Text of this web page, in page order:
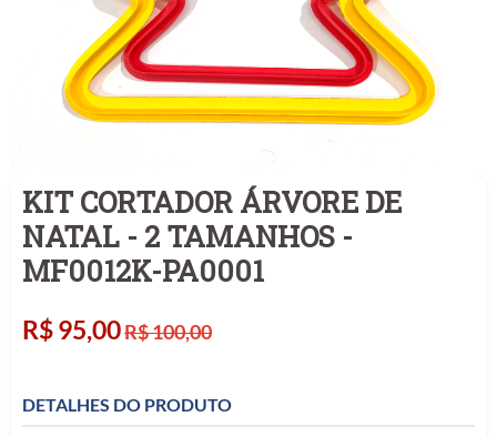
KIT CORTADOR ÁRVORE DE
NATAL - 2 TAMANHOS -
MF0012K-PA0001
Preço
R$ 95,00R$ 100,00
DETALHES DO PRODUTO